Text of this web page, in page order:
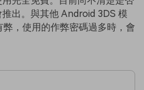
出。與其他 Android 3DS 模
，使用的作弊密碼過多時，會